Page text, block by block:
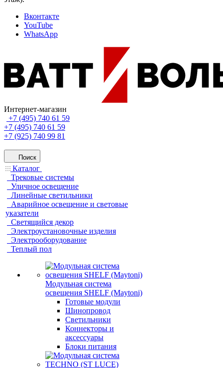
Вконтакте
YouTube
WhatsApp
Интернет-магазин
+7 (495) 740 61 59
+7 (495) 740 61 59
+7 (925) 740 99 81
Поиск
Каталог
Трековые системы
Уличное освещение
Линейные светильники
Аварийное освещение и световые
указатели
Светящийся декор
Электроустановочные изделия
Электрооборудование
Теплый пол
Модульная система
освещения SHELF (Maytoni)
Готовые модули
Шинопровод
Светильники
Коннекторы и
аксессуары
Блоки питания